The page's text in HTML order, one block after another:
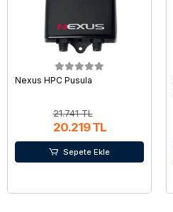
Nexus HPC Pusula
21.741 TL
20.219 TL
Sepete Ekle